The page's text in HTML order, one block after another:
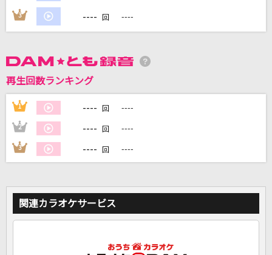
カラオケ最新情報をチェック！
3 ---- 回 ----
再生回数ランキング
1 ---- 回 ----
2 ---- 回 ----
3 ---- 回 ----
関連カラオケサービス